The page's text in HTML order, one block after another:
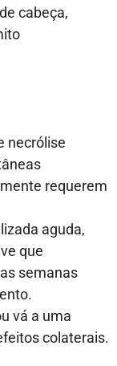
cabeça,
necrólise
requerem
aguda,
que
semanas
vá a uma
colaterais.